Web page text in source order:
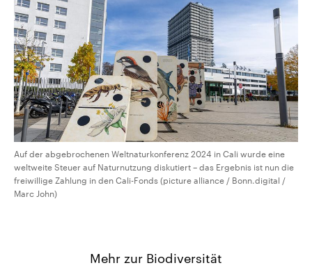
Auf der abgebrochenen Weltnaturkonferenz 2024 in Cali wurde eine
weltweite Steuer auf Naturnutzung diskutiert – das Ergebnis ist nun die
freiwillige Zahlung in den Cali-Fonds (picture alliance / Bonn.digital /
Marc John)
Mehr zur Biodiversität